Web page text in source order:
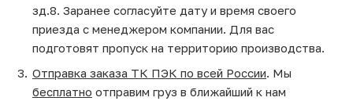
зд.8. Заранее согласуйте дату и время своего
приезда с менеджером компании. Для вас
подготовят пропуск на территорию производства.
Отправка заказа ТК ПЭК по всей России. Мы
бесплатно отправим груз в ближайший к нам